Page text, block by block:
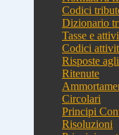
Codici
Dizionario
Tasse e
Codici
Risposte
Ritenute
Circolari
Principi
Risoluzioni